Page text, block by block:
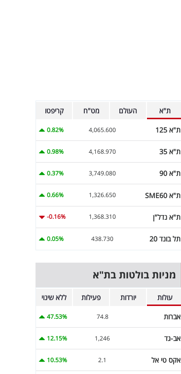
ת"א העולם מט"ח קריפטו
ת"א 125 4,065.600
0.82%
ת"א 35 4,168.970
0.98%
ת"א 90 3,749.080
0.37%
ת"א SME60 1,326.650
0.66%
ת"א נדל"ן 1,368.310
-0.16%
תל בונד 20 438.730
0.05%
מניות בולטות בת"א
עולות יורדות פעילות ללא שינוי
אברות 74.8
47.53%
אב-גד 1,246
12.15%
אקס טי אל 2.1
10.53%